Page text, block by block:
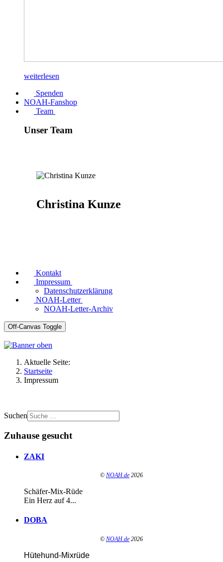
weiterlesen
Spenden
NOAH-Fanshop
Team
Unser Team
Christina Kunze
Kontakt
Impressum
Datenschutzerklärung
NOAH-Letter
NOAH-Letter-Archiv
Off-Canvas Toggle
Aktuelle Seite:
Startseite
Impressum
Suchen
Zuhause gesucht
ZAKI
© NOAH.de 2026
Schäfer-Mix-Rüde
Ein Herz auf 4...
DOBA
© NOAH.de 2026
Hütehund-Mixrüde